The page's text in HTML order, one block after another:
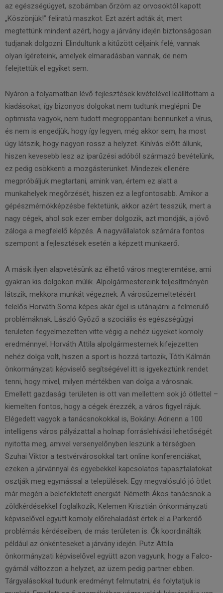
az egészségügyet, szobámban őrzöm az orvosoktól kapott
„Köszönjük!” feliratú maszkot. Ezt azért adták át, mert
megtettünk mindent azért, hogy a járvány idején biztonságosan
tudjanak dolgozni. Elindultunk a kitűzött céljaink felé, vannak
olyan ígéreteink, amelyek elmaradásban vannak, de nem
felejtettük el egyiket sem.
Nyáron a folyamatban lévő fejlesztések kivételével leállítottam a
kiadásokat, így bizonyos dolgokat nem tudtunk meglépni. De
optimista vagyok, nem tudott megroppantani bennünket a vírus,
és nem is engedjük, hogy így legyen, még akkor sem, ha most
úgy látszik, hogy nagyon rossz a helyzet. Kihívás előtt állunk,
hiszen kevesebb lesz az iparűzési adóból származó bevételünk,
ez pedig csökkenti a mozgásterünket. Mindezek ellenére
megpróbáljuk megtartani, amink van, értem ez alatt a
munkahelyek megőrzését, hiszen ez a legfontosabb. Amikor a
gépészmérnökképzésbe fektetünk, akkor azért tesszük, mert a
nagy cégek, ahol sok ezer ember dolgozik, azt mondják, a jövő
záloga a megfelelő képzés. A nagyvállalatok számára fontos
szempont a fejlesztések esetén a képzett munkaerő.
A másik ilyen alapvetésünk az élhető város megteremtése, ami
gyak­ran kis dolgokon múlik. Alpolgármestereink teljesítményén
látszik, mekkora munkát végeznek. A városüzemeltetésért
felelős Horváth Soma képes akár éjjel is utánajárni a felmerülő
problémáknak. László Győző a szo­ciális és egészségügyi
területen fegyelmezetten vitte végig a nehéz ügyeket komoly
eredménnyel. Horváth Attila alpolgármesternek kifejezetten
nehéz dolga volt, hiszen a sport is hozzá tartozik, Tóth Kálmán
önkormány­zati képviselő segítségével itt is igyekeztünk rendet
tenni, hogy mivel, milyen mértékben van dolga a városnak.
Emellett gazdasági területen is ott van mellettem sok jó ötlettel –
kiemelten fontos, hogy a cégek érezzék, a város figyel rájuk.
Elégedett vagyok a tanácsnokokkal is, Bokányi Adrienn a 100
intelligens város pályázattal a holnap forráslehívási lehetőségét
nyitotta meg, amivel versenyelőnyben leszünk a térségben.
Szuhai Viktor a testvérvárosokkal tart online konferenciákat,
ezeken a járvánnyal és egyebekkel kapcsolatos tapasztalatokat
osztják meg egymással a települések. Egy megvalósuló jó ötlet
már megéri a belefektetett energiát. Németh Ákos tanácsnok a
zöldkérdésekkel foglalkozik, Kelemen Krisztián önkormány­zati
képviselővel együtt komoly előrehaladást értek el a Parkerdő
problémás kérdéseiben, de más területen is. Ők koordinálták
például az önkén­teseket a járvány idején. Putz Attila
önkormányzati képviselővel együtt azon vagyunk, hogy a Falco-
gyárnál változzon a helyzet, az üzem pedig partner ebben.
Tárgyalásokkal tudunk eredményt felmutatni, és folytatjuk is